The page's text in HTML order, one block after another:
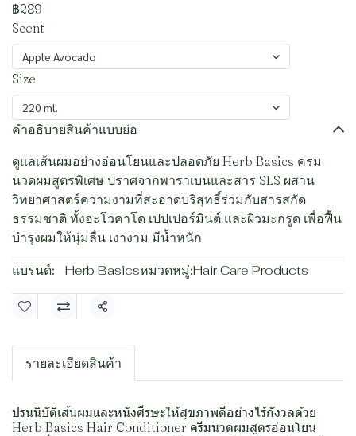
฿289
Scent
Apple Avocado
Size
220 ml.
คำอธิบายสินค้าแบบย่อ
ดูแลเส้นผมอย่างอ่อนโยนและปลอดภัย Herb Basics ครม
นวดผมสูตรพิเศษ ปราศจากพาราเบนและสาร SLS ผสาน
วิทยาศาสตร์ความงามที่สะอาดบริสุทธิ์ร่วมกับสารสกัด
ธรรมชาติ ทั้งอะโวคาโด เปปเปอร์มินต์ และผิวมะกรูด เพื่อฟื้น
บำรุงผมให้นุ่มลื่น เงางาม มีน้ำหนัก
แบรนด์: Herb Basicsหมวดหมู่:Hair Care Products
แชร์
รายละเอียดสินค้า
ปรนนิบัติเส้นผมและหนังศีรษะให้สุขภาพดีอย่างไร้กังวลด้วย
Herb Basics Hair Conditioner ครีมนวดผมสูตรอ่อนโยน